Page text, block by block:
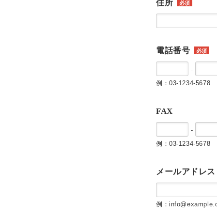
住所 必須
電話番号 必須
-
例：03-1234-5678
FAX
-
例：03-1234-5678
メールアドレス
例：